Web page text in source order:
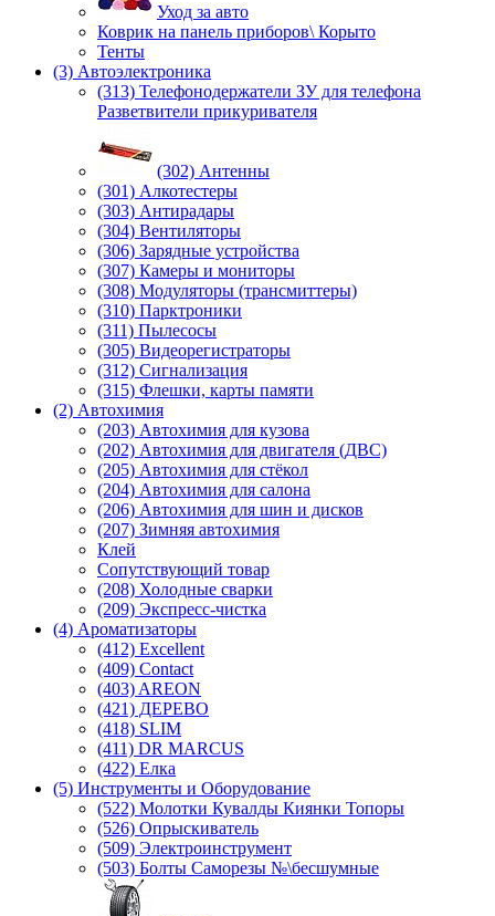
Уход за авто
Коврик на панель приборов\ Корыто
Тенты
(3) Автоэлектроника
(313) Телефонодержатели ЗУ для телефона
Разветвители прикуривателя
(302) Антенны
(301) Алкотестеры
(303) Антирадары
(304) Вентиляторы
(306) Зарядные устройства
(307) Камеры и мониторы
(308) Модуляторы (трансмиттеры)
(310) Парктроники
(311) Пылесосы
(305) Видеорегистраторы
(312) Сигнализация
(315) Флешки, карты памяти
(2) Автохимия
(203) Автохимия для кузова
(202) Автохимия для двигателя (ДВС)
(205) Автохимия для стёкол
(204) Автохимия для салона
(206) Автохимия для шин и дисков
(207) Зимняя автохимия
Клей
Сопутствующий товар
(208) Холодные сварки
(209) Экспреcс-чистка
(4) Ароматизаторы
(412) Excellent
(409) Contact
(403) AREON
(421) ДЕРЕВО
(418) SLIM
(411) DR MARCUS
(422) Елка
(5) Инструменты и Оборудование
(522) Молотки Кувалды Киянки Топоры
(526) Опрыскиватель
(509) Электроинструмент
(503) Болты Саморезы №\бесшумные